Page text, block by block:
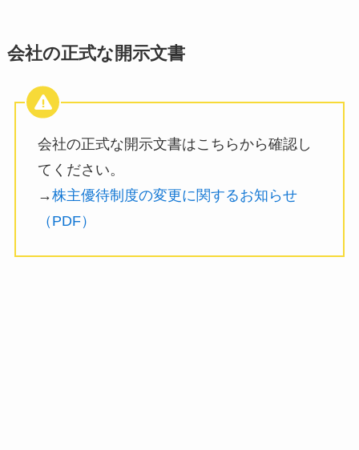
会社の正式な開示文書
会社の正式な開示文書はこちらから確認し
てください。
→株主優待制度の変更に関するお知らせ
（PDF）